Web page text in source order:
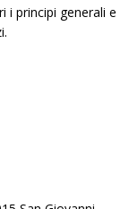
i principi generali e